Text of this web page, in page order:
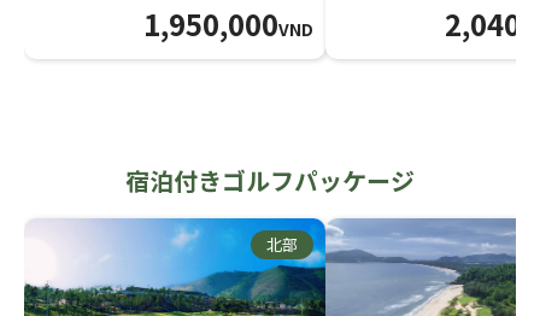
1,950,000VND
宿泊付きゴルフパッケージ
北部